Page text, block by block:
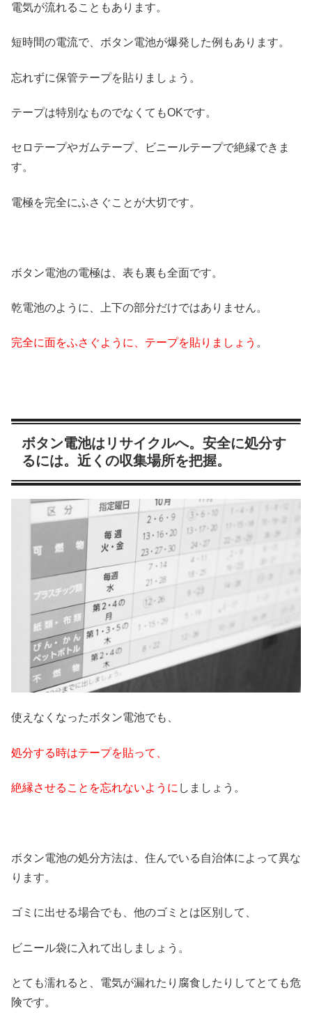
電気が流れることもあります。
短時間の電流で、ボタン電池が爆発した例もあります。
忘れずに保管テープを貼りましょう。
テープは特別なものでなくてもOKです。
セロテープやガムテープ、ビニールテープで絶縁できま
す。
電極を完全にふさぐことが大切です。
ボタン電池の電極は、表も裏も全面です。
乾電池のように、上下の部分だけではありません。
完全に面をふさぐように、テープを貼りましょう 。
ボタン電池はリサイクルへ。安全に処分す
るには。近くの収集場所を把握。
使えなくなったボタン電池でも、
処分する時はテープを貼って、
絶縁させることを忘れないように しましょう。
ボタン電池の処分方法は、住んでいる自治体によって異な
ります。
ゴミに出せる場合でも、他のゴミとは区別して、
ビニール袋に入れて出しましょう。
とても濡れると、電気が漏れたり腐食したりしてとても危
険です。